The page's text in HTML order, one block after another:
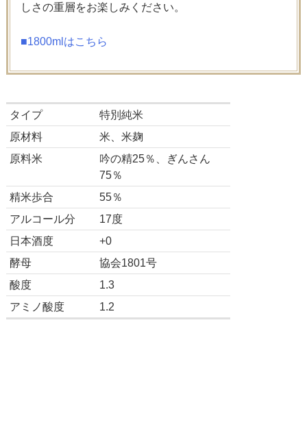
しさの重層をお楽しみください。
■1800mlはこちら
タイプ
特別純米
原材料
米、米麹
原料米
吟の精25％、ぎんさん
75％
精米歩合
55％
アルコール分
17度
日本酒度
+0
酵母
協会1801号
酸度
1.3
アミノ酸度
1.2